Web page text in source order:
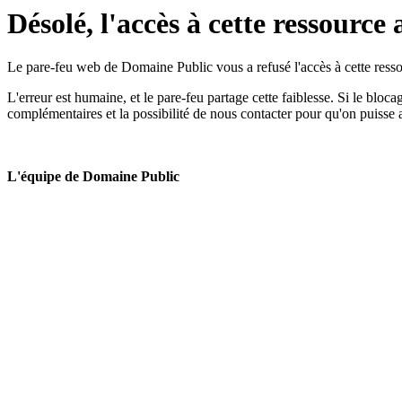
Désolé, l'accès à cette ressource
Le pare-feu web de Domaine Public vous a refusé l'accès à cette
L'erreur est humaine, et le pare-feu partage cette faiblesse. Si le
complémentaires et la possibilité de nous contacter pour qu'on puisse
L'équipe de Domaine Public